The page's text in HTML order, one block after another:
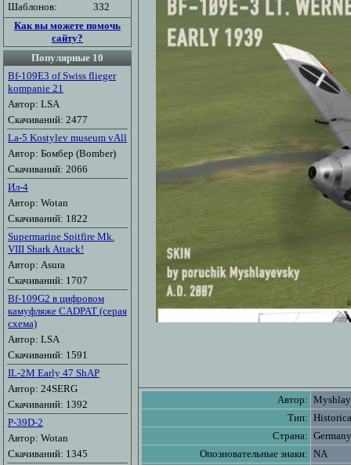
Шаблонов:
332
Как вы можете помочь
сайту?
Популярные 10
Bf-109E3 of Swiss flieger
kompanie 21
Автор: LSA
Скачиваний: 2477
La-5 Kostylev museum vAll
Автор: Бомбер (Bomber)
Скачиваний: 2066
Ил-4
Автор: Wotan
Скачиваний: 1822
Supermarine Spitfire Mk.
VIII Shark Attack!
Автор: Asura
Скачиваний: 1707
Bf-109G2 в цифровом
камуфляже CADPAT (серая
схема)
Автор: LSA
Скачиваний: 1591
IL-2M Early 47 ShAP
Автор: 24SERG
Скачиваний: 1392
P-39D-2
Автор: Wotan
Скачиваний: 1345
Автор:
Тип:
Страна: Germany
Опозновательные знаки: NA